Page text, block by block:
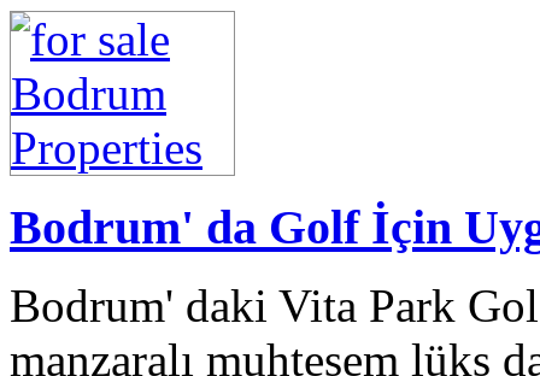
Bodrum' da Golf İçin
Bodrum' daki Vita Park
manzaralı muhteşem lüks